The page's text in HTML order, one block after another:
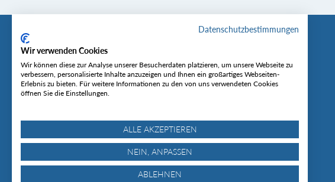
Tourentipp
Über uns
Wetter & Lawinenlage
Datenschutzbestimmungen
Wir verwenden Cookies
Wir können diese zur Analyse unserer Besucherdaten platzieren, um unsere Webseite zu
verbessern, personalisierte Inhalte anzuzeigen und Ihnen ein großartiges Webseiten-
Erlebnis zu bieten. Für weitere Informationen zu den von uns verwendeten Cookies
öffnen Sie die Einstellungen.
ALLE AKZEPTIEREN
NEIN, ANPASSEN
ABLEHNEN